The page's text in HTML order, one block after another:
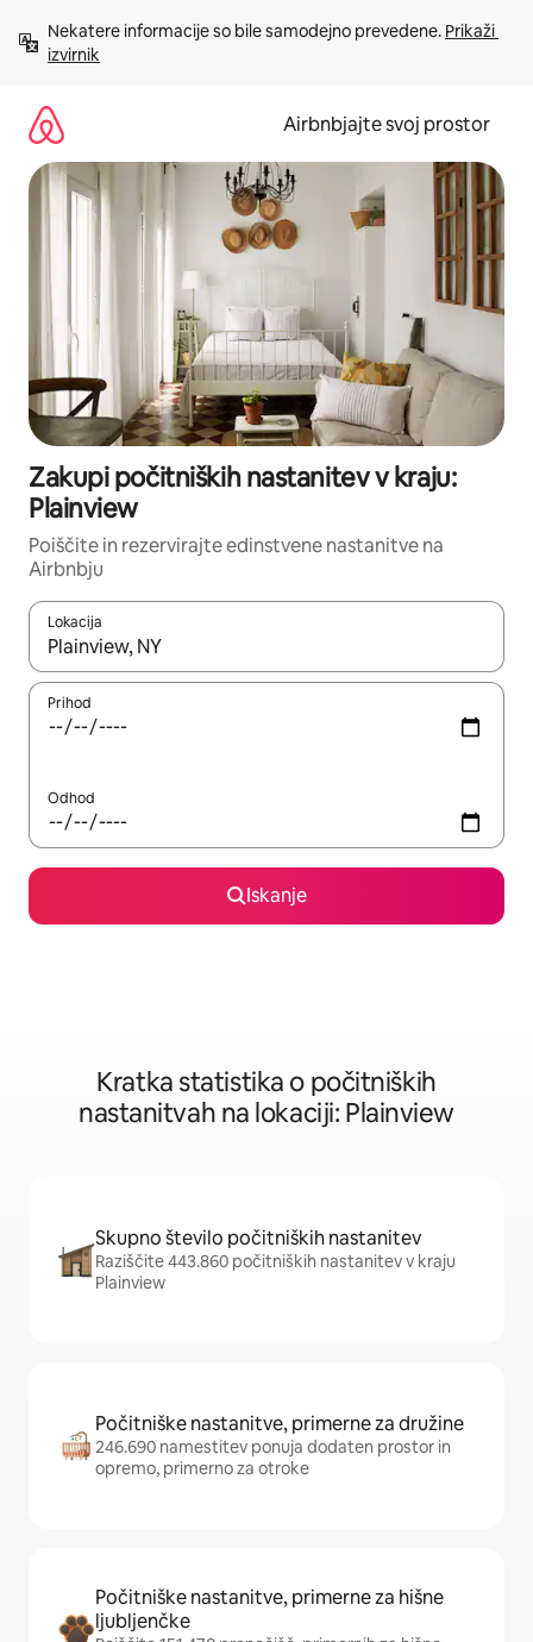
vsebino
Nekatere informacije so bile samodejno prevedene. Prikaži
izvirnik
Airbnbjajte svoj prostor
Zakupi počitniških nastanitev v kraju:
Plainview
Poiščite in rezervirajte edinstvene nastanitve na
Airbnbju
Lokacija
Ko so rezultati na voljo, krmarite s puščičnima tipkama gor in
Prihod
Odhod
Iskanje
Kratka statistika o počitniških
nastanitvah na lokaciji: Plainview
Skupno število počitniških nastanitev
Raziščite 443.860 počitniških nastanitev v kraju
Plainview
Počitniške nastanitve, primerne za družine
246.690 namestitev ponuja dodaten prostor in
opremo, primerno za otroke
Počitniške nastanitve, primerne za hišne
ljubljenčke